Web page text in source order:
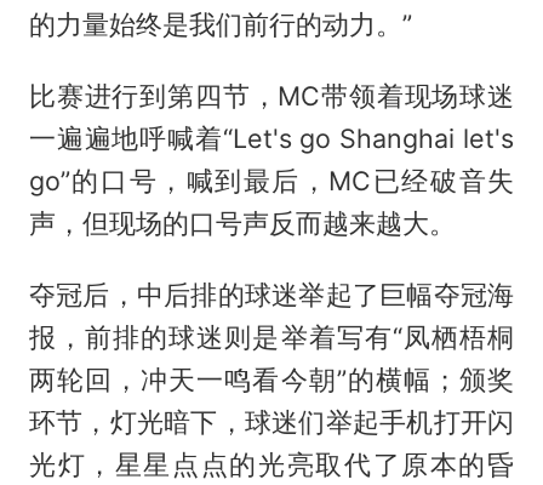
的力量始终是我们前行的动力。”
比赛进行到第四节，MC带领着现场球迷
一遍遍地呼喊着“Let's go Shanghai let's
go”的口号，喊到最后，MC已经破音失
声，但现场的口号声反而越来越大。
夺冠后，中后排的球迷举起了巨幅夺冠海
报，前排的球迷则是举着写有“凤栖梧桐
两轮回，冲天一鸣看今朝”的横幅；颁奖
环节，灯光暗下，球迷们举起手机打开闪
光灯，星星点点的光亮取代了原本的昏